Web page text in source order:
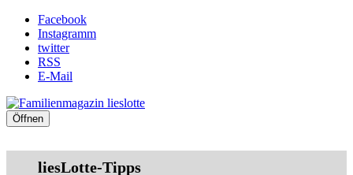
Facebook
Instagramm
twitter
RSS
E-Mail
Öffnen
liesLotte-Tipps